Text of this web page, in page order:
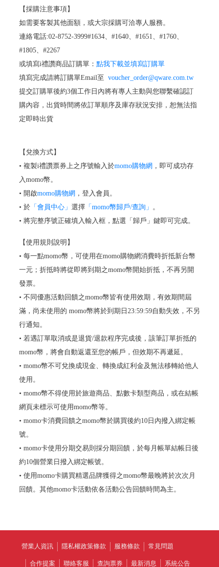
【採購注意事項】
如需要客製其他面額，或大宗採購可洽專人服務。
連絡電話:02-8752-3999#1634、#1640、#1651、#1760、
#1805、#2267
或填寫i禮讚商品訂購單： 點我下載並填寫訂購單
填寫完成請將訂購單Email至 voucher_order@qware.com.tw
提交訂購單後約3個工作日內將有專人主動與您聯繫確認訂
購內容，出貨時間將依訂單順序及庫存狀況安排，恕無法指
定即時出貨
【兌換方式】
• 複製i禮讚票券上之序號輸入於momo購物網 ，即可成功存
入momo幣。
• 開啟momo購物網 ，登入會員。
• 於 「會員中心」 選擇 「momo幣歸戶/查詢」
。
• 將完整序號正確填入輸入框，點選「歸戶」鍵即可完成。
【使用規則說明】
• 每一點momo幣，可使用在momo購物網消費時折抵新台幣
一元；折抵時將從即將到期之momo幣開始折抵，不再另開
發票。
• 不同優惠活動回饋之momo幣皆有使用效期，有效期間屆
滿，尚未使用的 momo幣將於到期日23:59:59自動失效，不另
行通知。
• 若遇訂單取消或是退貨/退款程序完成後，該筆訂單折抵的
momo幣，將會自動返還至您的帳戶，但效期不再遞延。
• momo幣不可兌換成現金、轉換成紅利金及無法移轉給他人
使用。
• momo幣不得使用於旅遊商品、點數卡類型商品，或在結帳
網頁未標示可使用momo幣等。
• momo卡消費回饋之momo幣於購買後約10日內撥入綁定帳
號。
• momo卡使用分期交易則採分期回饋，於每月帳單結帳日後
約10個營業日撥入綁定帳號。
• 使用momo卡購買精選品牌獲得之momo幣最晚將於次次月
回饋。其他momo卡活動依各活動公告回饋時間為主。
營業人資訊 隱私權政策條款 服務條款 常見問題
合作提案 聯絡客服 查詢票券 最新消息 系統公告